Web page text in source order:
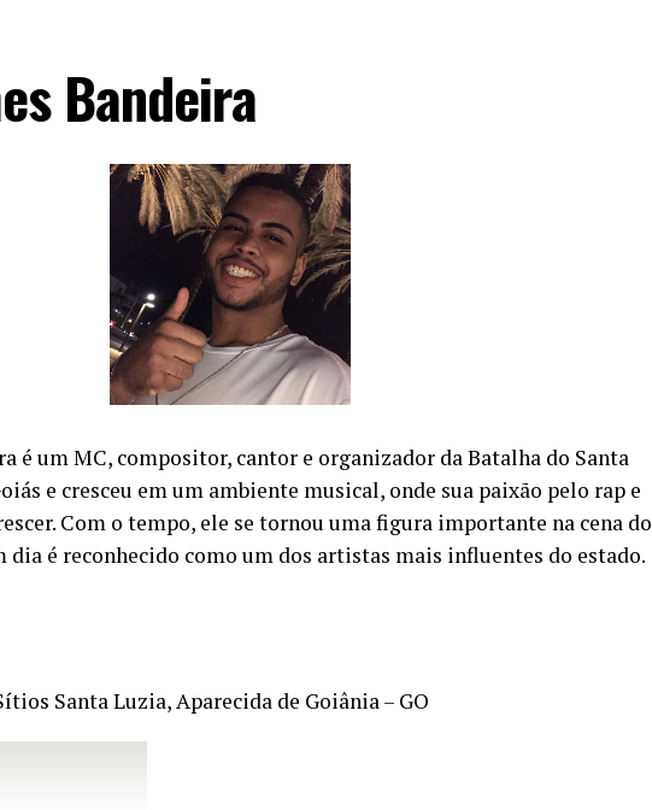
Bandeira
é um MC, compositor, cantor e organizador da Batalha do Santa
e cresceu em um ambiente musical, onde sua paixão pelo rap e
Com o tempo, ele se tornou uma figura importante na cena do
dia é reconhecido como um dos artistas mais influentes do estado.
Santa Luzia, Aparecida de Goiânia – GO